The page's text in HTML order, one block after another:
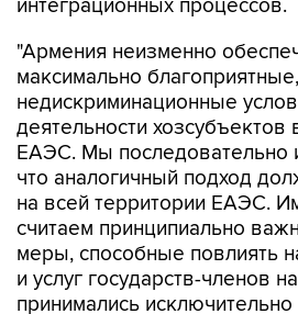
интеграционных процессов.
"Армения неизменно
максимально
недискриминационные
деятельности хозсубъектов
ЕАЭС. Мы последовательно
что аналогичный подход
на всей территории ЕАЭС.
считаем принципиально
меры, способные повлиять
и услуг государств-членов
принимались исключительно